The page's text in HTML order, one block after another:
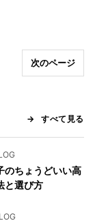
次のページ
すべて見る
のちょうどいい高
と選び方